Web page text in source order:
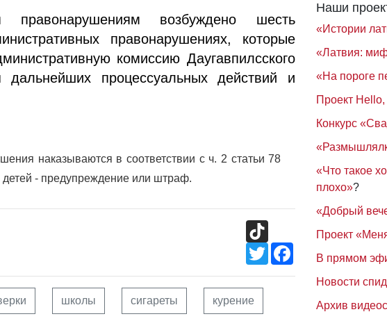
правонарушениям возбуждено шесть
правонарушениях, которые
комиссию Даугавпилсского
дальнейших процессуальных действий и
наказываются в соответствии с ч. 2 статьи 78
- предупреждение или штраф.
TikTok
TwitterFacebook
школы сигареты курение
Наши
«Истории
«Латвия:
«На пороге
Проект
Конкурс
«Что такое
плохо»?
«Добрый
Проект
В прямом
Новости
Архив